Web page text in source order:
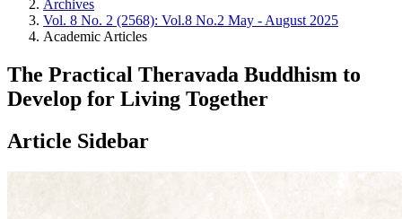
Archives
Vol. 8 No. 2 (2568): Vol.8 No.2 May - August 2025
Academic Articles
The Practical Theravada Buddhism to
Develop for Living Together
Article Sidebar